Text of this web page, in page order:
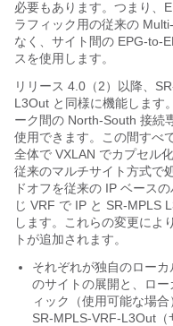
必要もあります。つまり、
ラフィック用の従来の
なく、サイト間の EPG-to-
スを使用します。
リリース 4.0（2）以降、
L3Out と同様に機能します
ーク間の North-South 接続
使用できます。この間すべ
全体で VXLAN でカプセル
従来のマルチサイト方式で
ドオフを従来の IP ベース
じ VRF で IP と SR-MPLS
します。これらの変更によ
トが追加されます。
それぞれが独自のロー
のサイトの展開と、ロ
ィック（使用可能な場
SR-MPLS-VRF-L3Out（